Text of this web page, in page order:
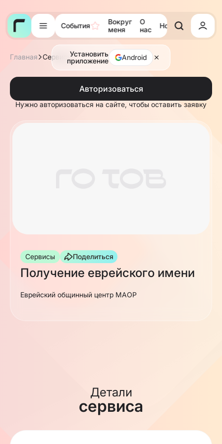
События
Вокруг
меня
О
нас
Новости Тора
Установить
приложение
Android
Главная Сервисы
Авторизоваться
Нужно авторизоваться на сайте, чтобы оставить заявку
Сервисы Поделиться
Получение еврейского имени
Еврейский общинный центр МАОР
Детали
сервиса